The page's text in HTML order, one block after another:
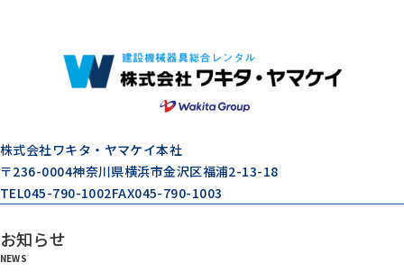
エアードライヤー
ゼネレータ（発電機）
モルタル注入機器
株式会社ワキタ・ヤマケイ本社
〒236-0004神奈川県横浜市金沢区福浦2-13-18
TEL045-790-1002FAX045-790-1003
お知らせ
NEWS